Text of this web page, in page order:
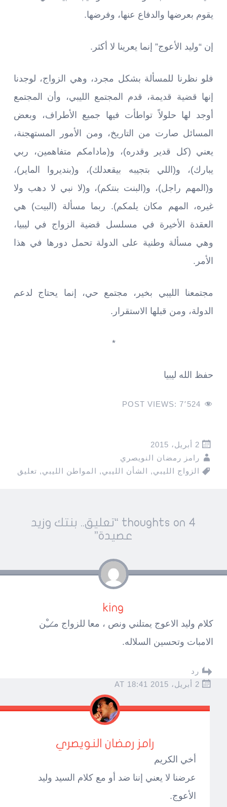
يقوم بعرضها والدفاع عنها، وفرضها.
إن “وليد الأعوج” إنما يعرينا لا أكثر.
فلو نظرنا للمسألة بشكل مجرد، وهي الزواج، لوجدنا
إنها قضية قديمة، قدم المجتمع الليبي، وأن المجتمع
أوجد لها حلولاً تواطأت فيها جميع الأطراف، وبعض
المسائل صارت من التاريخ، ومن الأمور المستهجنة،
يعني (كل قدير وقدره)، و(مادامكم متفاهمين، ربي
يبارك)، و(اللي بتجيبه بيقعدلك)، و(بنديروا الماير)،
و(المهم راجل)، و(البنت بنتكم)، و(لا نبي لا دهب ولا
غيره، المهم مكان يلمكم). ربما مسألة (البيت) هي
العقدة الأخيرة في مسلسل قضية الزواج في ليبيا،
وهي مسألة وطنية على الدولة تحمل دورها في هذا
الأمر.
مجتمعنا الليبي بخير، مجتمع حي، إنما يحتاج لدعم
الدولة، ومن قبلها الاستقرار.
*
حفظ الله ليبيا
POST VIEWS: 7٬524
2 أبريل، 2015
رامز رمضان النويصري
الزواج الليبي, الشأن الليبي, المواطن الليبي, تعليق
Post
navigation
4 thoughts on “
تعليق.. بنتك وزيد
عصيدة”
king
كلام وليد الاعوج يمتلني ونص ، معا للزواج م̷ـــِْن
الامبات وتحسين السلاله.
رد
2 أبريل، 2015 AT 18:41
رامز رمضان النويصري
أخي الكريم
عرضنا لا يعني إننا ضد أو مع كلام السيد وليد
الأعوج.